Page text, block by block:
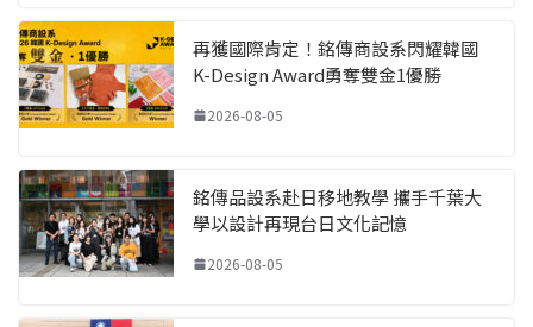
再獲國際肯定！銘傳商設系閃耀韓國
K-Design Award勇奪雙金1優勝
2026-08-05
銘傳品設系赴日移地教學 攜手千葉大
學以設計再現台日文化記憶
2026-08-05